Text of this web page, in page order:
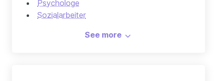
Psychologe
Sozialarbeiter
See more